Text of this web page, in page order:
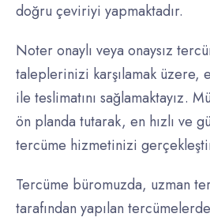
doğru çeviriyi yapmaktadır.
Noter onaylı veya onaysız
taleplerinizi karşılamak üzere,
ile teslimatını sağlamaktayız.
ön planda tutarak, en hızlı ve
tercüme hizmetinizi
Tercüme büromuzda, uzman
tarafından yapılan